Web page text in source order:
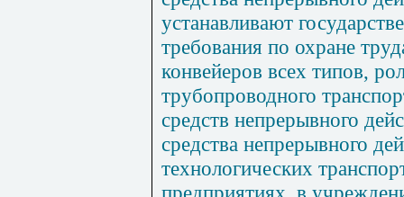
устанавливают
требования по охране
конвейеров всех типов,
трубопроводного
средств непрерывного
средства непрерывного
технологических
предприятиях, в